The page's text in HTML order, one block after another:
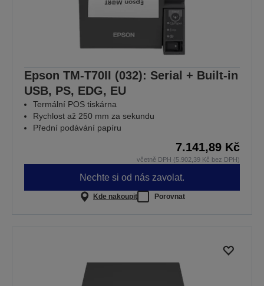
Epson TM-T70II (032): Serial + Built-in
USB, PS, EDG, EU
Termální POS tiskárna
Rychlost až 250 mm za sekundu
Přední podávání papíru
7.141,89 Kč
včetně DPH (5.902,39 Kč bez DPH)
Nechte si od nás zavolat.
Kde nakoupit Porovnat